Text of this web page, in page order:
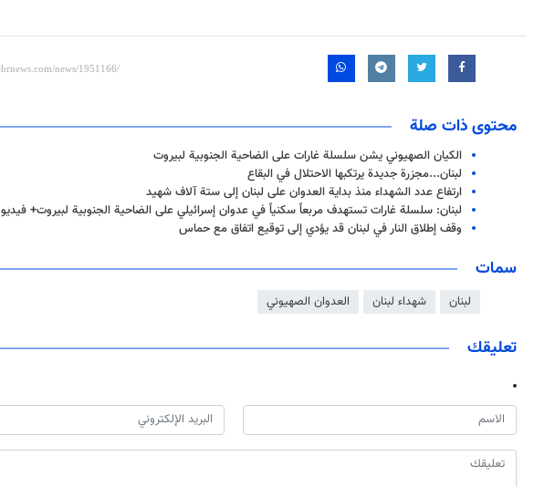
محتوى ذات صلة
الكيان الصهيوني يشن سلسلة غارات على الضاحية الجنوبية لبيروت
لبنان...مجزرة جديدة يرتكبها الاحتلال في البقاع
ارتفاع عدد الشهداء منذ بداية العدوان على لبنان إلى ستة آلاف شهيد
لبنان: سلسلة غارات تستهدف مربعاً سكنياً في عدوان إسرائيلي على الضاحية الجنوبية لبيروت+ فيديو
وقف إطلاق النار في لبنان قد يؤدي إلى توقيع اتفاق مع حماس
سمات
لبنان شهداء لبنان العدوان الصهيوني
تعليقك